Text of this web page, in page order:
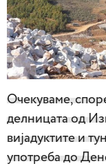
Очекуваме,
делницата од
вијадуктите и
употреба до